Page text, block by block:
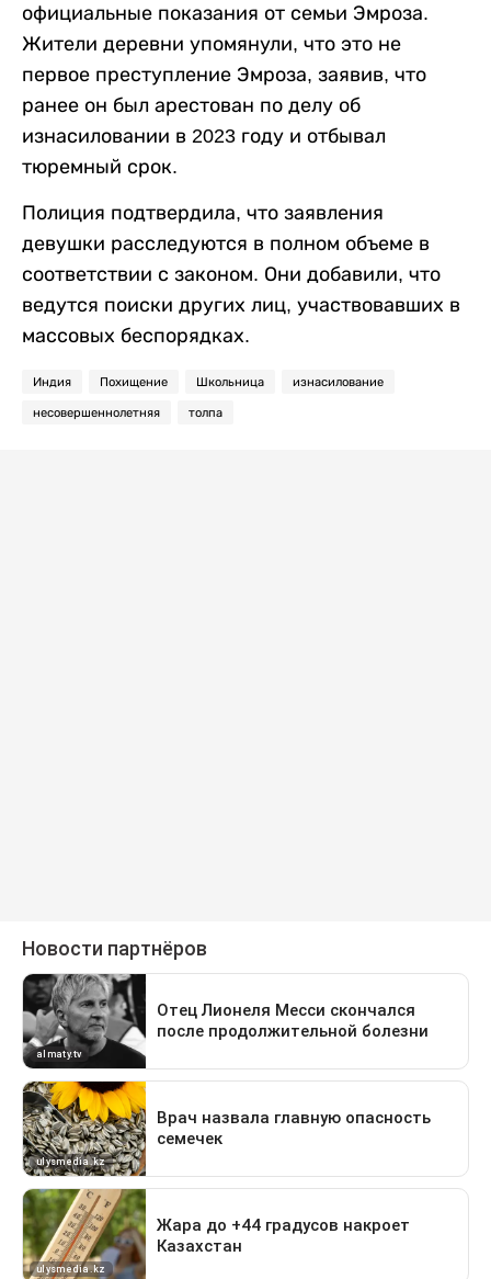
официальные показания от семьи Эмроза.
Жители деревни упомянули, что это не
первое преступление Эмроза, заявив, что
ранее он был арестован по делу об
изнасиловании в 2023 году и отбывал
тюремный срок.
Полиция подтвердила, что заявления
девушки расследуются в полном объеме в
соответствии с законом. Они добавили, что
ведутся поиски других лиц, участвовавших в
массовых беспорядках.
Индия Похищение Школьница изнасилование
несовершеннолетняя толпа